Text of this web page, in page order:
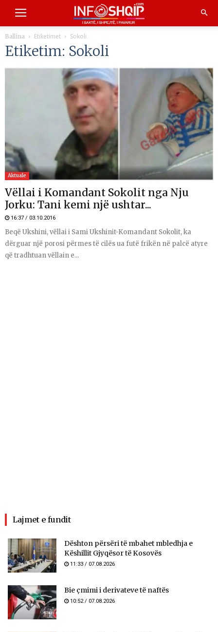
Ballina Etiketimet Sokoli
Etiketim: Sokoli
Aktuale
Vëllai i Komandant Sokolit nga Nju
Jorku: Tani kemi një ushtar...
16:37 / 03.10.2016
Beqë Ukshini, vëllai i Sami Ukshinit-Komandant Sokolit, ka
dërguar një porosi përmes të cilës ua futë frikën në palcë atyre
që tradhtuan vëllain e...
Lajmet e fundit
​Dështon përsëri të mbahet mbledhja e
Këshillit Gjyqësor të Kosovës
11:33 / 07.08.2026
Bie çmimi i derivateve të naftës
10:52 / 07.08.2026